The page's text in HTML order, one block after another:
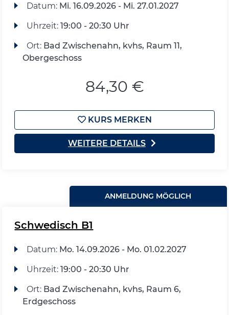
Datum: Mi. 16.09.2026 - Mi. 27.01.2027
Uhrzeit: 19:00 - 20:30 Uhr
Ort: Bad Zwischenahn, kvhs, Raum 11,
Obergeschoss
84,30 €
KURS MERKEN
WEITERE DETAILS
ANMELDUNG MÖGLICH
Schwedisch B1
Datum: Mo. 14.09.2026 - Mo. 01.02.2027
Uhrzeit: 19:00 - 20:30 Uhr
Ort: Bad Zwischenahn, kvhs, Raum 6,
Erdgeschoss